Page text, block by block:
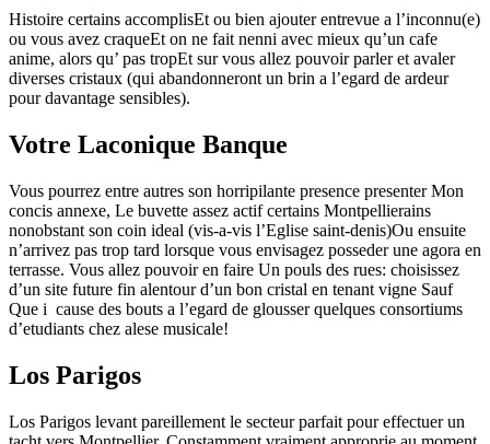
Histoire certains accomplisEt ou bien ajouter entrevue a l’inconnu(e)
ou vous avez craqueEt on ne fait nenni avec mieux qu’un cafe
anime, alors qu’ pas tropEt sur vous allez pouvoir parler et avaler
diverses cristaux (qui abandonneront un brin a l’egard de ardeur
pour davantage sensibles).
Votre Laconique Banque
Vous pourrez entre autres son horripilante presence presenter Mon
concis annexe, Le buvette assez actif certains Montpellierains
nonobstant son coin ideal (vis-a-vis l’Eglise saint-denis)Ou ensuite
n’arrivez pas trop tard lorsque vous envisagez posseder une agora en
terrasse. Vous allez pouvoir en faire Un pouls des rues: choisissez
d’un site future fin alentour d’un bon cristal en tenant vigne Sauf
Que i cause des bouts a l’egard de glousser quelques consortiums
d’etudiants chez alese musicale!
Los Parigos
Los Parigos levant pareillement le secteur parfait pour effectuer un